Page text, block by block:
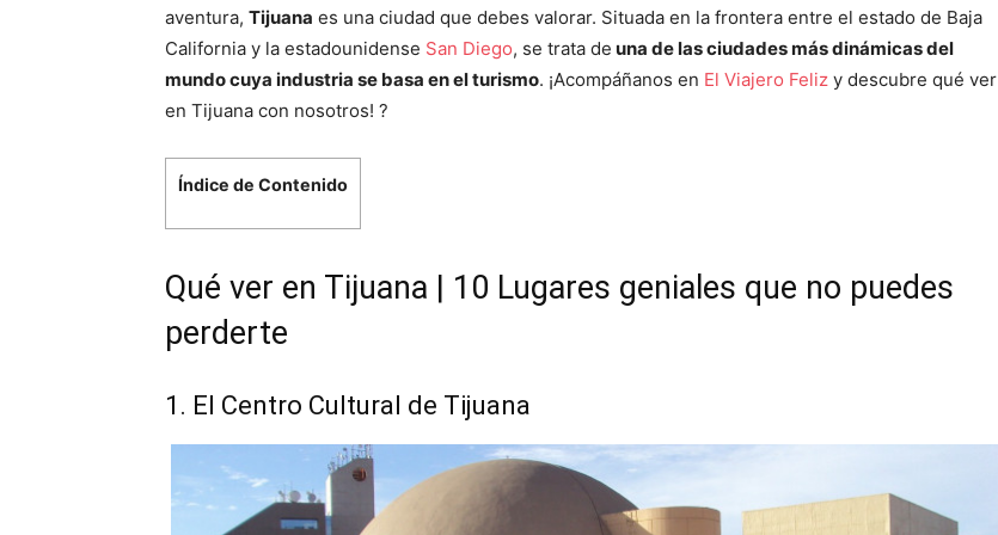
aventura, Tijuana es una ciudad que debes valorar. Situada en la frontera entre el estado de Baja
California y la estadounidense San Diego, se trata de una de las ciudades más dinámicas del
mundo cuya industria se basa en el turismo. ¡Acompáñanos en El Viajero Feliz y descubre qué ver
en Tijuana con nosotros! ?
Índice de Contenido
Qué ver en Tijuana | 10 Lugares geniales que no puedes
perderte
1. El Centro Cultural de Tijuana